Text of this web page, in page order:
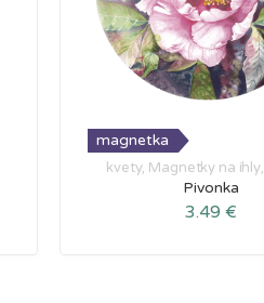
magnetka
kvety, Magnetky na ihly,
Pivonka
3.49 €